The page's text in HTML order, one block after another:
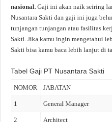
nasional.Gaji ini akan naik seiring
Nusantara Sakti dan gaji ini juga
tunjangan tunjangan atau fasilitas
Sakti. Jika kamu ingin mengetahui
Sakti bisa kamu baca lebih lanjut di
Tabel Gaji PT Nusantara Sakti
NOMOR JABATAN
1 General Manager
2 Architect